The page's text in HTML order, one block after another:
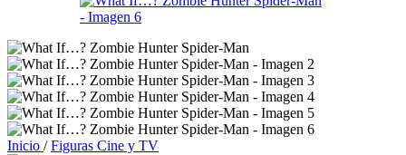
Inicio / Figuras Cine y TV